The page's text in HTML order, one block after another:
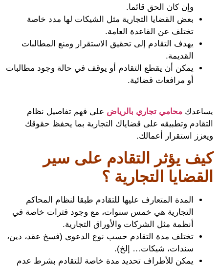
وإن كان الحق قائما.
بعض القضايا التجارية مثل الشيكات لها مدد خاصة
تختلف عن القاعدة العامة.
يهدف التقادم إلى تحقيق الاستقرار ومنع المطالبات
القديمة.
يمكن أن يقطع التقادم أو يوقف في حالة وجود مطالبات
أو مرافعات قضائية.
محامي تجاري بالرياض على فهم تفاصيل نظام
وتطبيقه على قضاياك التجارية بما يحفظ حقوقك
استقرار أعمالك.
يؤثر التقادم على سير
التجارية ؟
المدة المتعارف عليها للتقادم طبقا لنظام المحاكم
التجارية هي خمس سنوات، مع وجود فترات خاصة في
أنظمة مثل الشركات والأوراق التجارية.
تختلف مدة التقادم حسب نوع الدعوى (فسخ عقد، دين،
سندات، شيكات… إلخ).
يمكن للأطراف تحديد مدة خاصة للتقادم بشرط عدم